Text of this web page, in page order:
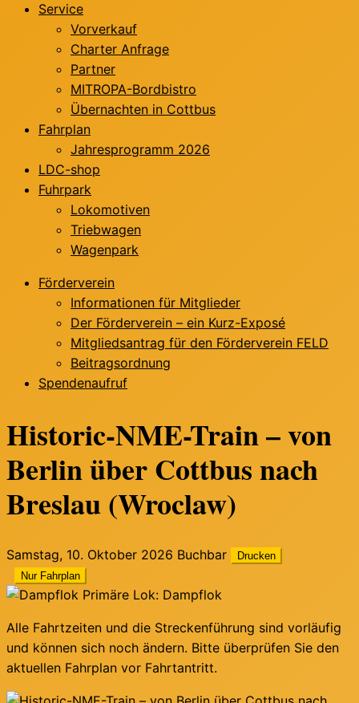
Service
Vorverkauf
Charter Anfrage
Partner
MITROPA-Bordbistro
Übernachten in Cottbus
Fahrplan
Jahresprogramm 2026
LDC-shop
Fuhrpark
Lokomotiven
Triebwagen
Wagenpark
Förderverein
Informationen für Mitglieder
Der Förderverein – ein Kurz-Exposé
Mitgliedsantrag für den Förderverein FELD
Beitragsordnung
Spendenaufruf
Historic-NME-Train – von
Berlin über Cottbus nach
Breslau (Wroclaw)
Samstag, 10. Oktober 2026 Buchbar
Drucken
Nur Fahrplan
Primäre Lok: Dampflok
Alle Fahrtzeiten und die Streckenführung sind vorläufig
und können sich noch ändern. Bitte überprüfen Sie den
aktuellen Fahrplan vor Fahrtantritt.